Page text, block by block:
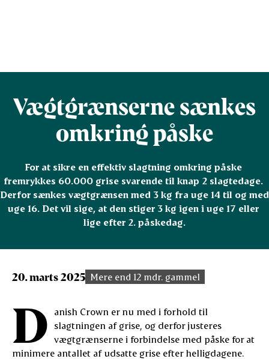
Vægtgrænserne sænkes
omkring påske
For at sikre en effektiv slagtning omkring påske
fremrykkes 60.000 grise svarende til knap 2 slagtedage.
Derfor sænkes vægtgrænsen med 3 kg fra uge 14 til og med
uge 16. Det vil sige, at den stiger 3 kg igen i uge 17 eller
lige efter 2. påskedag.
20. marts 2025 Mere end 12 mdr. gammel
D
anish Crown er nu med i forhold til
slagtningen af grise, og derfor justeres
vægtgrænserne i forbindelse med påske for at
minimere antallet af udsatte grise efter helligdagene.